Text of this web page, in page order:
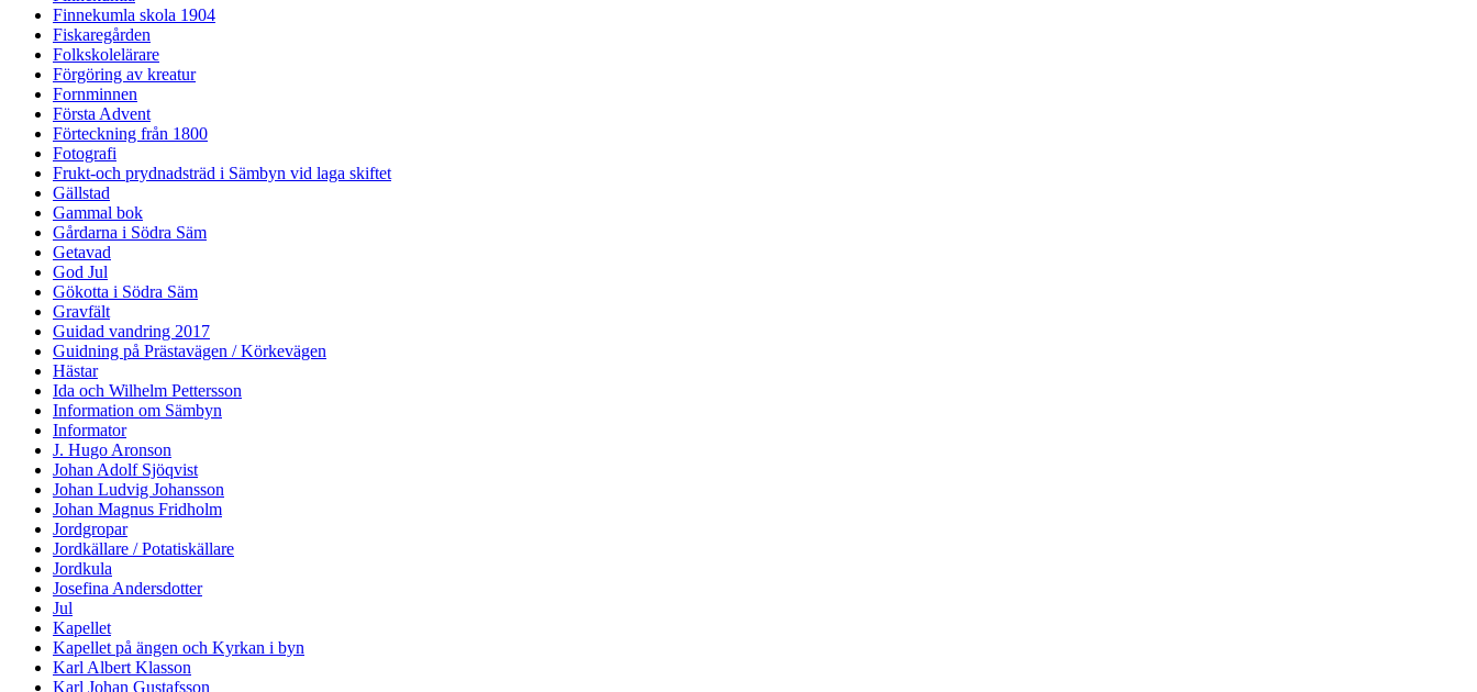
Finnekumla skola 1904
Fiskaregården
Folkskolelärare
Förgöring av kreatur
Fornminnen
Första Advent
Förteckning från 1800
Fotografi
Frukt-och prydnadsträd i Sämbyn vid laga skiftet
Gällstad
Gammal bok
Gårdarna i Södra Säm
Getavad
God Jul
Gökotta i Södra Säm
Gravfält
Guidad vandring 2017
Guidning på Prästavägen / Körkevägen
Hästar
Ida och Wilhelm Pettersson
Information om Sämbyn
Informator
J. Hugo Aronson
Johan Adolf Sjöqvist
Johan Ludvig Johansson
Johan Magnus Fridholm
Jordgropar
Jordkällare / Potatiskällare
Jordkula
Josefina Andersdotter
Jul
Kapellet
Kapellet på ängen och Kyrkan i byn
Karl Albert Klasson
Karl Johan Gustafsson